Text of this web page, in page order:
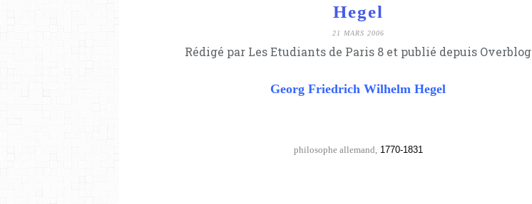
Hegel
21 MARS 2006
Rédigé par Les Etudiants de Paris 8 et publié depuis Overblog
Georg Friedrich Wilhelm Hegel
philosophe allemand, 1770-1831